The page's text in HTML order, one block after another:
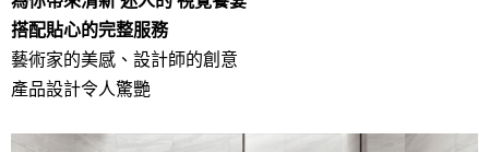
搭配貼心的完整服務
藝術家的美感、設計師的創意
產品設計令人驚艷